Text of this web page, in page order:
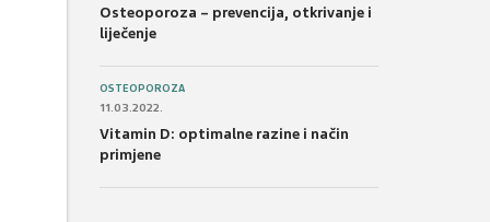
Osteoporoza – prevencija, otkrivanje i
liječenje
OSTEOPOROZA
11.03.2022.
Vitamin D: optimalne razine i način
primjene